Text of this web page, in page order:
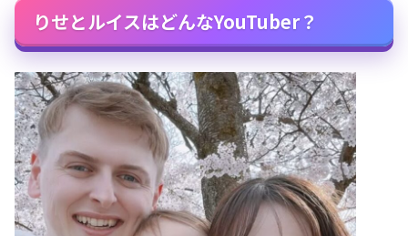
りせとルイスはどんなYouTuber？